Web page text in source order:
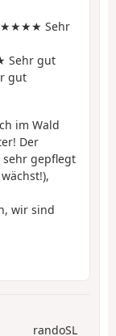
Sehr
gut
gut
im Wald
Der
sehr gepflegt
wir sind
randoSL